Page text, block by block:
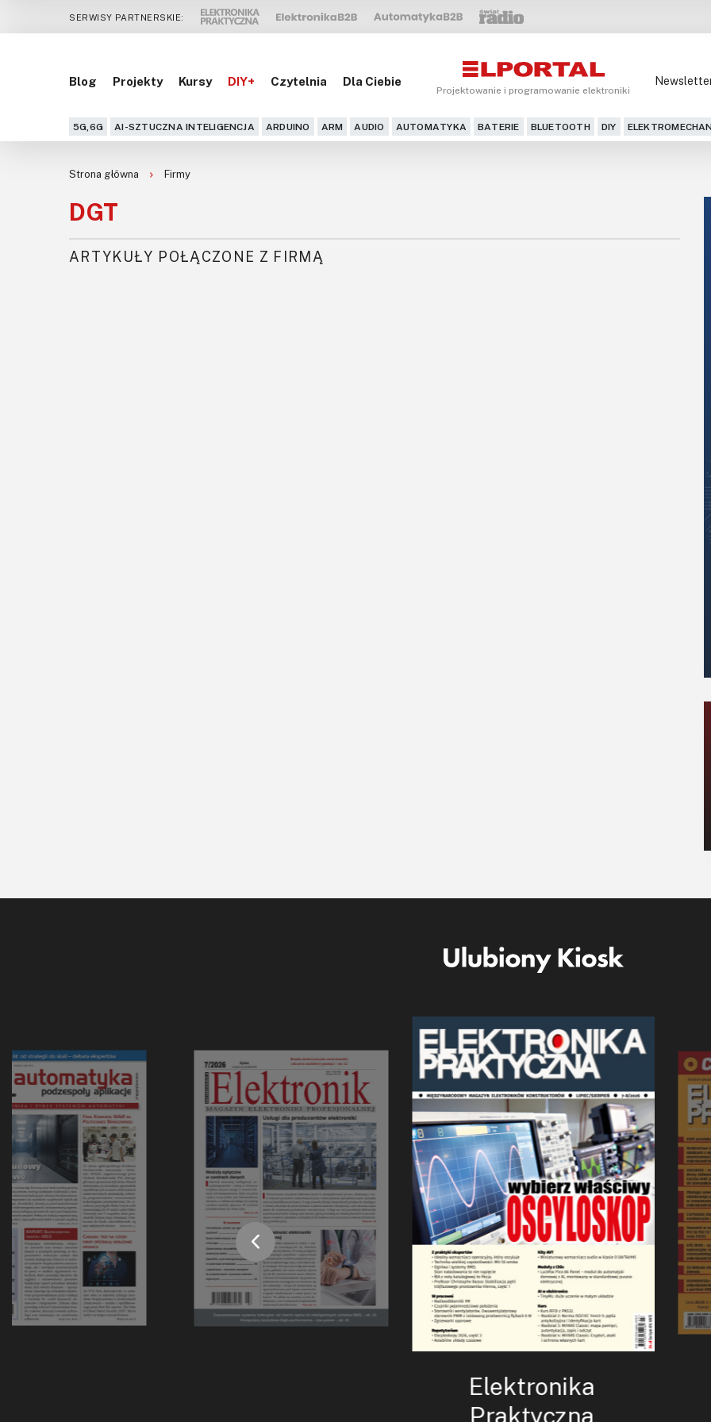
SERWISY PARTNERSKIE:
Blog Projekty Kursy DIY+ Czytelnia Dla Ciebie
Projektowanie i programowanie elektroniki
5G,6G AI-SZTUCZNA INTELIGENCJA ARDUINO ARM AUDIO AUTOMATYKA BATERIE BLUETOOTH DIY
Strona główna Firmy
DGT
ARTYKUŁY POŁĄCZONE Z FIRMĄ
Elektronika
Praktyczna